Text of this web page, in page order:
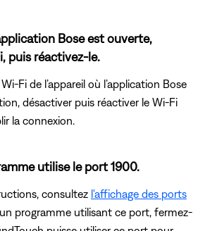
Bose est ouverte,
puis réactivez-le.
Fi de l’appareil où l’application Bose
désactiver puis réactiver le Wi-Fi
la connexion.
utilise le port 1900.
consultez l'affichage des ports
un programme utilisant ce port, fermez-